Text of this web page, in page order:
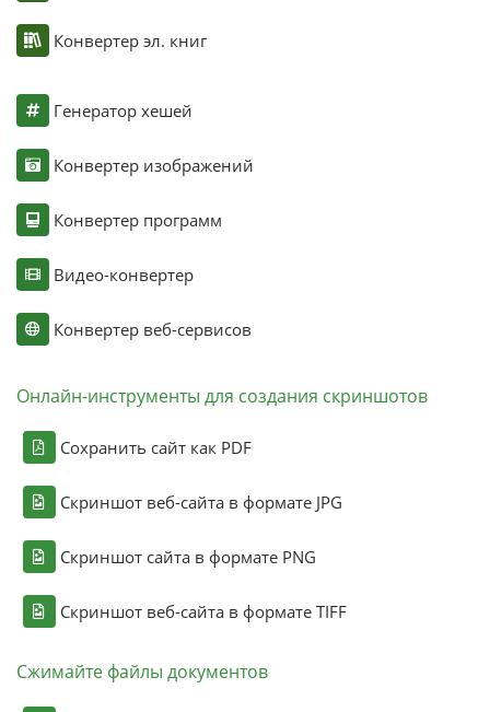
Конвертер эл. книг
Генератор хешей
Конвертер изображений
Конвертер программ
Видео-конвертер
Конвертер веб-сервисов
Онлайн-инструменты для создания скриншотов
Сохранить сайт как PDF
Скриншот веб-сайта в формате JPG
Скриншот сайта в формате PNG
Скриншот веб-сайта в формате TIFF
Сжимайте файлы документов